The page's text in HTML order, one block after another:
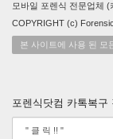
모바일 포렌식 전문업체
COPYRIGHT (c)
본 사이트에 사용 된 모
포렌식닷컴 카톡복구